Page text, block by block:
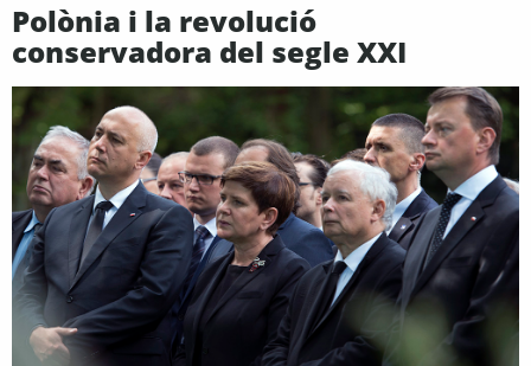
Polònia i la revolució
conservadora del segle XXI